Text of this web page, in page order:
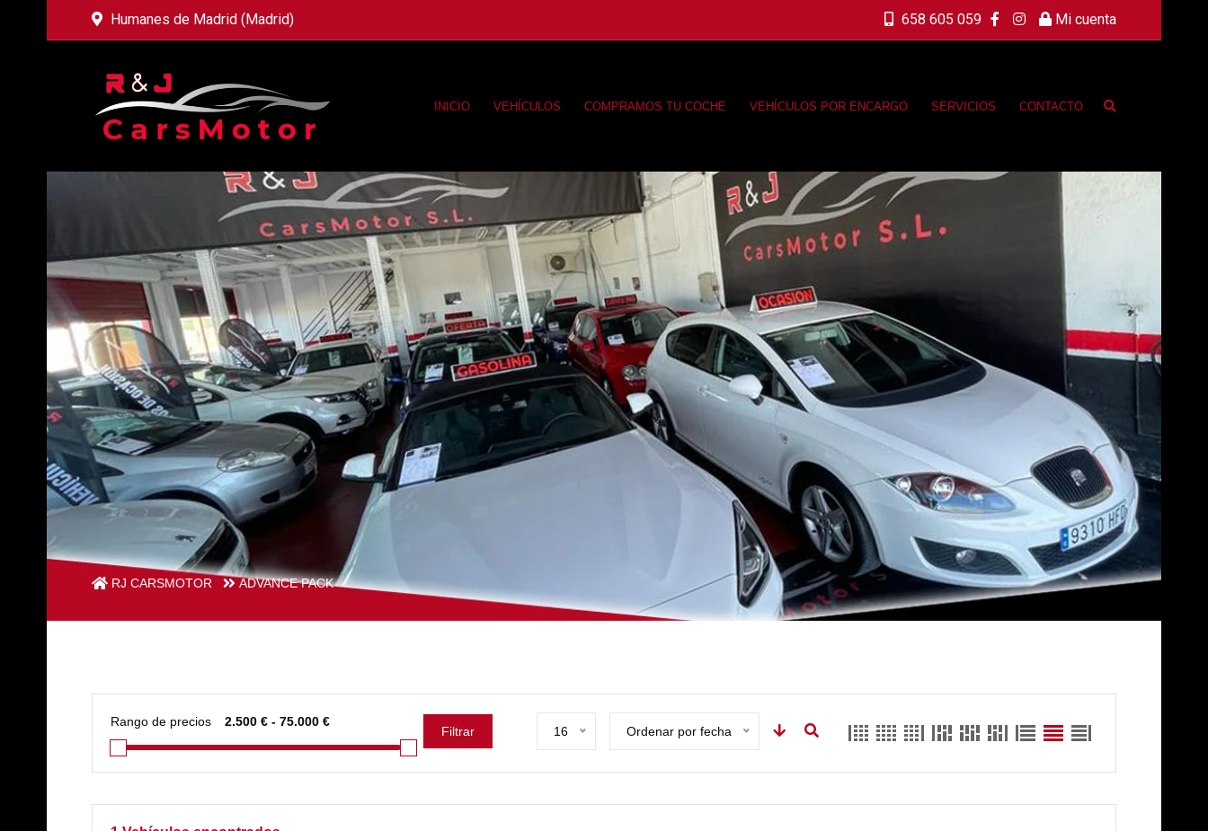
Humanes de Madrid (Madrid) 658 605 059 Mi cuenta
INICIO VEHÍCULOS COMPRAMOS TU COCHE VEHÍCULOS POR ENCARGO SERVICIOS CONTACTO
RJ CARSMOTOR ADVANCE PACK
Rango de precios
Filtrar 16 Ordenar por fecha